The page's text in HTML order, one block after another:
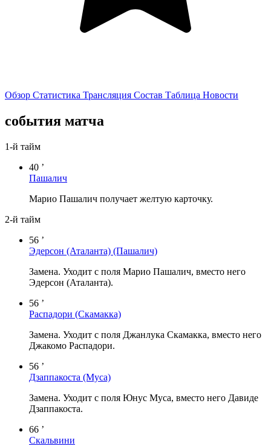
Обзор Статистика Трансляция Состав Таблица Новости
события матча
1-й тайм
40 ’
Пашалич
Марио Пашалич получает желтую карточку.
2-й тайм
56 ’
Эдерсон (Аталанта) (Пашалич)
Замена. Уходит с поля Марио Пашалич, вместо него
Эдерсон (Аталанта).
56 ’
Распадори (Скамакка)
Замена. Уходит с поля Джанлука Скамакка, вместо него
Джакомо Распадори.
56 ’
Дзаппакоста (Муса)
Замена. Уходит с поля Юнус Муса, вместо него Давиде
Дзаппакоста.
66 ’
Скальвини